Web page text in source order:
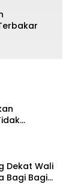
Dekat Wali
Bagi Bagi